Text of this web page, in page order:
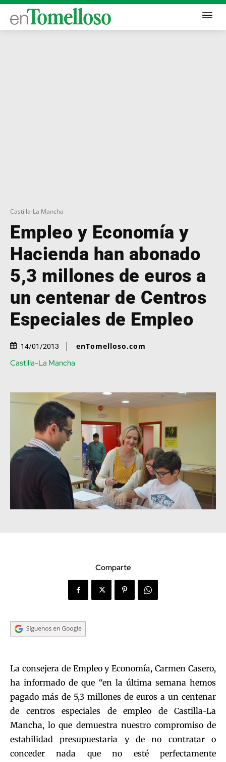
Castilla-La Mancha
Empleo y Economía y
Hacienda han abonado
5,3 millones de euros a
un centenar de Centros
Especiales de Empleo
14/01/2013 enTomelloso.com
Castilla-La Mancha
Comparte
La consejera de Empleo y Economía, Carmen Casero,
ha informado de que “en la última semana hemos
pagado más de 5,3 millones de euros a un centenar
de centros especiales de empleo de Castilla-La
Mancha, lo que demuestra nuestro compromiso de
estabilidad presupuestaria y de no contratar o
conceder nada que no esté perfectamente